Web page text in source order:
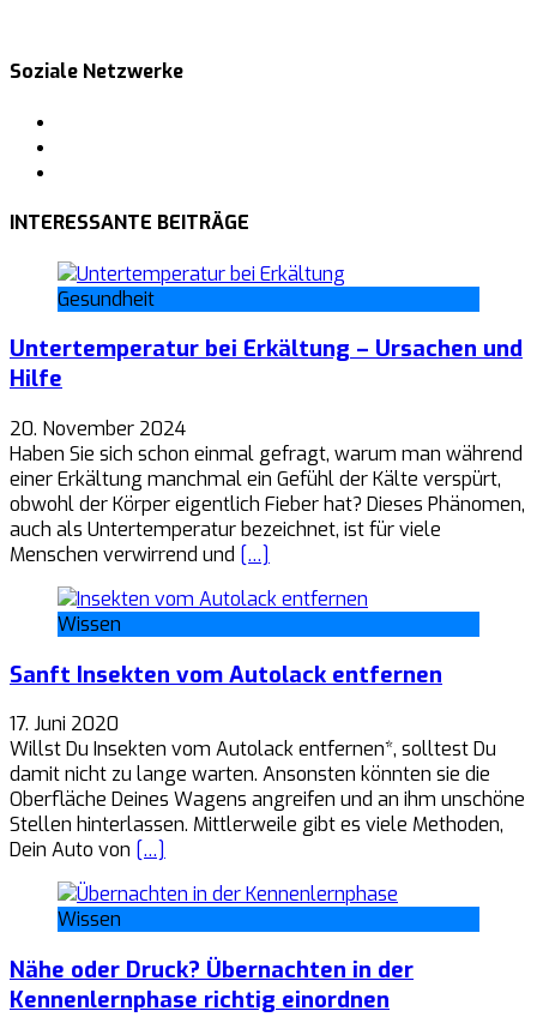
Soziale Netzwerke
INTERESSANTE BEITRÄGE
Gesundheit
Untertemperatur bei Erkältung – Ursachen und
Hilfe
20. November 2024
Haben Sie sich schon einmal gefragt, warum man während
einer Erkältung manchmal ein Gefühl der Kälte verspürt,
obwohl der Körper eigentlich Fieber hat? Dieses Phänomen,
auch als Untertemperatur bezeichnet, ist für viele
Menschen verwirrend und […]
Wissen
Sanft Insekten vom Autolack entfernen
17. Juni 2020
Willst Du Insekten vom Autolack entfernen*, solltest Du
damit nicht zu lange warten. Ansonsten könnten sie die
Oberfläche Deines Wagens angreifen und an ihm unschöne
Stellen hinterlassen. Mittlerweile gibt es viele Methoden,
Dein Auto von […]
Wissen
Nähe oder Druck? Übernachten in der
Kennenlernphase richtig einordnen